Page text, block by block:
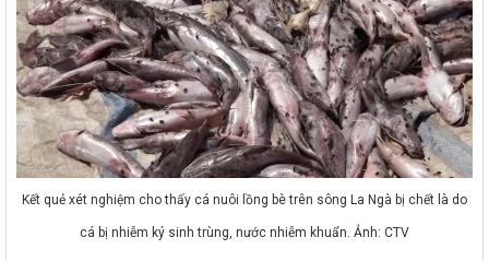
Kết quẻ xét nghiệm cho thấy cá nuôi lồng bè trên sông La Ngà bị chết là do
cá bị nhiễm ký sinh trùng, nước nhiễm khuẩn. Ảnh: CTV